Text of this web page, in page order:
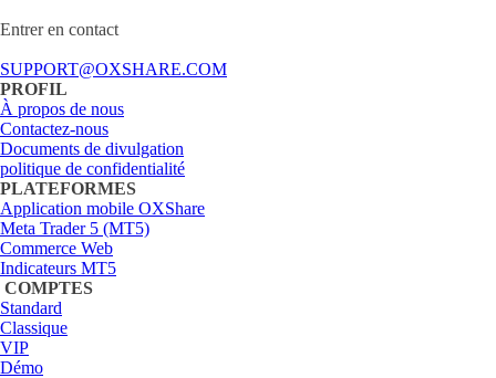
Entrer en contact
SUPPORT@OXSHARE.COM
PROFIL
À propos de nous
Contactez-nous
Documents de divulgation
politique de confidentialité
PLATEFORMES
Application mobile OXShare
Meta Trader 5 (MT5)
Commerce Web
Indicateurs MT5
COMPTES
Standard
Classique
VIP
Démo